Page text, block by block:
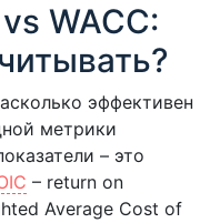
WACC:
эффективен
метрики
– это
– return on
Average Cost of